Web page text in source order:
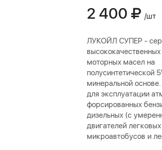
2 400 /шт
ЛУКОЙЛ СУПЕР -
моторных масел на
полусинтетической
минеральной
для эксплуатации
форсированных
дизельных (с
двигателей
микроавтобусов и